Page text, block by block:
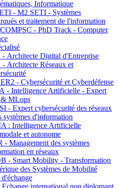
Informatique
- M2 SETI - Systèmes
et traitement de l'information
- PhD Track - Computer
Architecte Digital d'Entreprise
Architecte Réseaux et
- Cybersécurité et Cyberdéfense
- Intelligence Artificielle - Expert
MLops
- Expert cybersécurité des réseaux
systèmes d'information
: Intelligence Artificielle
et autonome
- Management des systèmes
en réseaux
- Smart Mobility - Transformation
des Systèmes de Mobilité
international non diplomant